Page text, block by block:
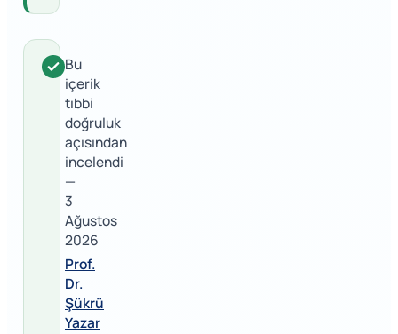
Bu
içerik
tıbbi
doğruluk
açısından
incelendi
—
3
Ağustos
2026
Prof.
Dr.
Şükrü
Yazar